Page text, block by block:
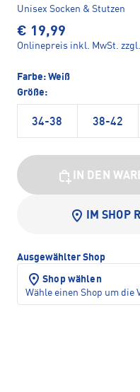
Unisex Socken & Stutzen
€ 19,99
Onlinepreis inkl. MwSt. zzgl.
Farbe: Weiß
Größe:
34-38 38-42
IN DEN
IM SHOP
Ausgewählter Shop
Shop wählen
Wähle einen Shop um die